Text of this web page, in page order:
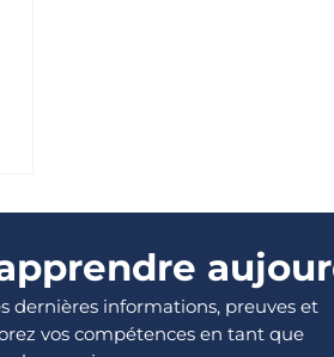
dernières informations, preuves et
vos compétences en tant que